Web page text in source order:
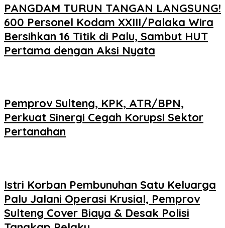
PANGDAM TURUN TANGAN LANGSUNG!
600 Personel Kodam XXIII/Palaka Wira
Bersihkan 16 Titik di Palu, Sambut HUT
Pertama dengan Aksi Nyata
Pemprov Sulteng, KPK, ATR/BPN,
Perkuat Sinergi Cegah Korupsi Sektor
Pertanahan
Istri Korban Pembunuhan Satu Keluarga
Palu Jalani Operasi Krusial, Pemprov
Sulteng Cover Biaya & Desak Polisi